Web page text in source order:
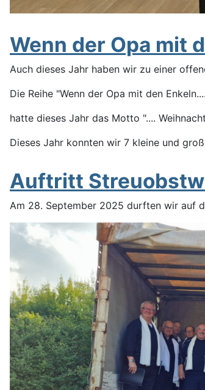
Wenn der Opa mit
Auch dieses Jahr haben wir zu einer
Die Reihe "Wenn der Opa mit den
hatte dieses Jahr das Motto "....
Dieses Jahr konnten wir 7 kleine und
Auftritt
Am 28. September 2025 durften wir auf